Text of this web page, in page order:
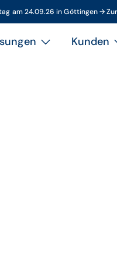
am 24.09.26 in Göttingen →
Kunden